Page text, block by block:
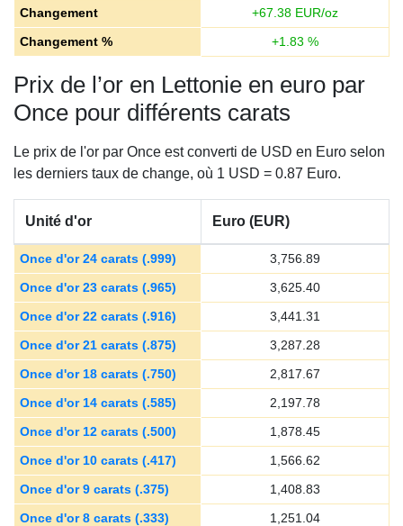
Changement
+67.38 EUR/oz
Changement %
+1.83 %
Prix de l’or en Lettonie en euro par
Once pour différents carats
Le prix de l'or par Once est converti de USD en Euro selon
les derniers taux de change, où 1 USD = 0.87 Euro.
Unité d'or Euro (EUR)
Once d'or 24 carats (.999)
3,756.89
Once d'or 23 carats (.965)
3,625.40
Once d'or 22 carats (.916)
3,441.31
Once d'or 21 carats (.875)
3,287.28
Once d'or 18 carats (.750)
2,817.67
Once d'or 14 carats (.585)
2,197.78
Once d'or 12 carats (.500)
1,878.45
Once d'or 10 carats (.417)
1,566.62
Once d'or 9 carats (.375)
1,408.83
Once d'or 8 carats (.333)
1,251.04